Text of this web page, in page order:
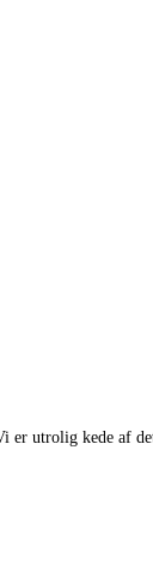
utrolig kede af